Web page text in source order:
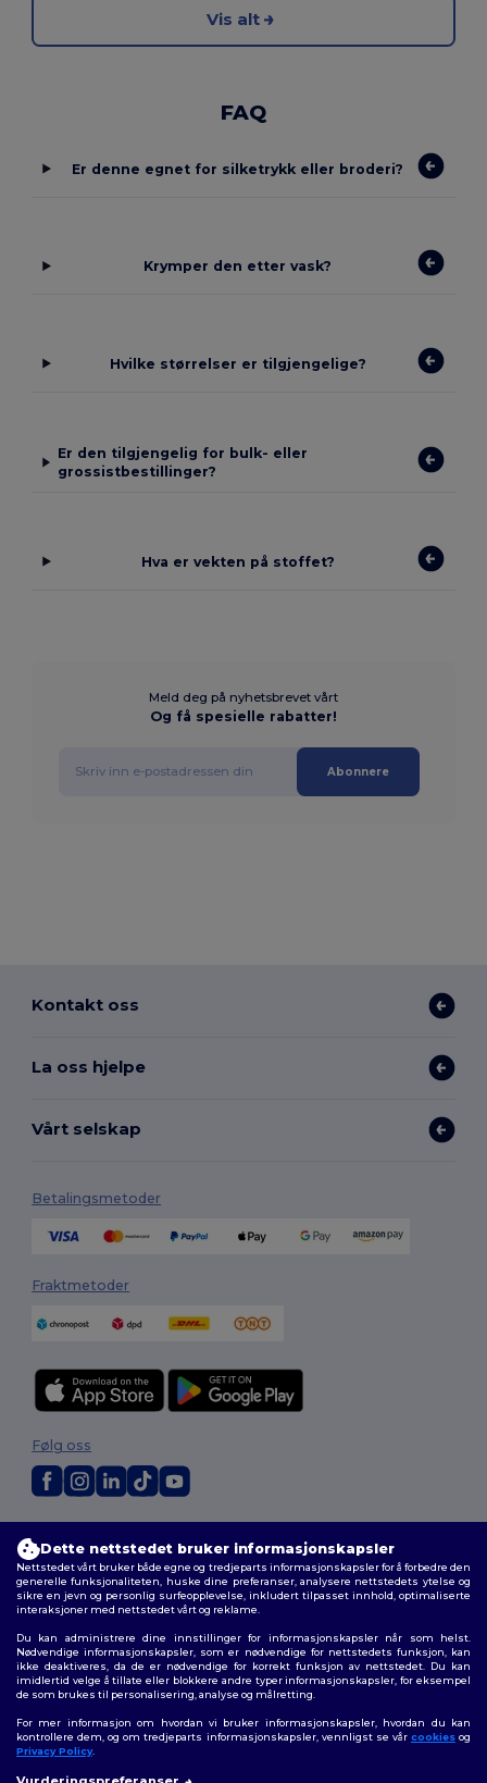
Vis alt
FAQ
Er denne egnet for silketrykk eller broderi?
Krymper den etter vask?
Hvilke størrelser er tilgjengelige?
Er den tilgjengelig for bulk- eller
grossistbestillinger?
Hva er vekten på stoffet?
Meld deg på nyhetsbrevet vårt
Og få spesielle rabatter!
Abonnere
Kontakt oss
La oss hjelpe
Vårt selskap
Betalingsmetoder
Fraktmetoder
Generelle Vilkår|personvernerklæring|Retningslinjer for
informasjonskapsler|Nettstedsoversikt
Følg oss
Dette nettstedet bruker informasjonskapsler
Nettstedet vårt bruker både egne og tredjeparts informasjonskapsler for å forbedre den
generelle funksjonaliteten, huske dine preferanser, analysere nettstedets ytelse og
sikre en jevn og personlig surfeopplevelse, inkludert tilpasset innhold, optimaliserte
interaksjoner med nettstedet vårt og reklame.
Du kan administrere dine innstillinger for informasjonskapsler når som helst.
Nødvendige informasjonskapsler, som er nødvendige for nettstedets funksjon, kan
ikke deaktiveres, da de er nødvendige for korrekt funksjon av nettstedet. Du kan
imidlertid velge å tillate eller blokkere andre typer informasjonskapsler, for eksempel
de som brukes til personalisering, analyse og målretting.
For mer informasjon om hvordan vi bruker informasjonskapsler, hvordan du kan
kontrollere dem, og om tredjeparts informasjonskapsler, vennligst se vår cookiesog
Privacy Policy.